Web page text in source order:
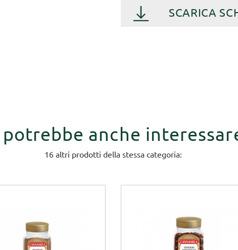
SCARICA
potrebbe anche
16 altri prodotti della stessa categoria: